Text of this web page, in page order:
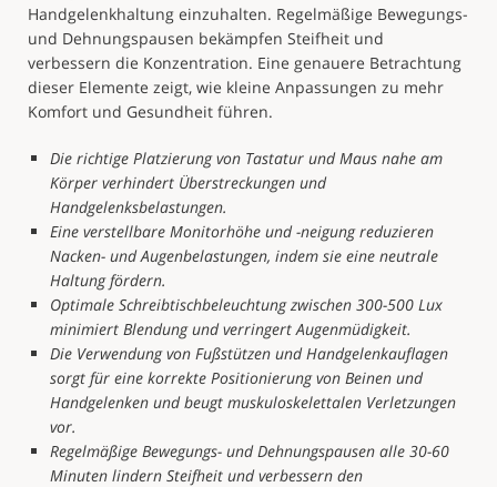
Handgelenkhaltung einzuhalten. Regelmäßige Bewegungs-
und Dehnungspausen bekämpfen Steifheit und
verbessern die Konzentration. Eine genauere Betrachtung
dieser Elemente zeigt, wie kleine Anpassungen zu mehr
Komfort und Gesundheit führen.
Die richtige Platzierung von Tastatur und Maus nahe am
Körper verhindert Überstreckungen und
Handgelenksbelastungen.
Eine verstellbare Monitorhöhe und -neigung reduzieren
Nacken- und Augenbelastungen, indem sie eine neutrale
Haltung fördern.
Optimale Schreibtischbeleuchtung zwischen 300-500 Lux
minimiert Blendung und verringert Augenmüdigkeit.
Die Verwendung von Fußstützen und Handgelenkauflagen
sorgt für eine korrekte Positionierung von Beinen und
Handgelenken und beugt muskuloskelettalen Verletzungen
vor.
Regelmäßige Bewegungs- und Dehnungspausen alle 30-60
Minuten lindern Steifheit und verbessern den